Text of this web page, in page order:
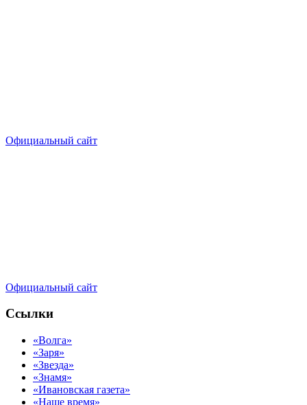
Официальный сайт
Официальный сайт
Ссылки
«Волга»
«Заря»
«Звезда»
«Знамя»
«Ивановская газета»
«Наше время»